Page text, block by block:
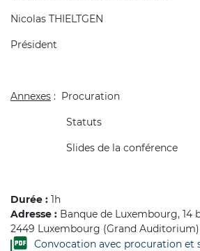
Nicolas THIELTGEN
Président
Annexes : Procuration
Statuts
Slides de la conférence
Durée : 1h
Adresse : Banque de Luxembourg, 14
2449 Luxembourg (Grand Auditorium)
Convocation avec procuration et